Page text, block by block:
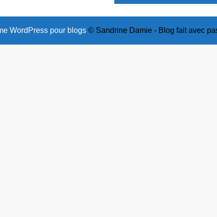
WordPress pour blogs© Sandrine Damie - Blog fait avec